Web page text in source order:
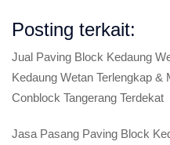
Posting terkait:
Jual Paving Block Kedaung
Kedaung Wetan Terlengkap
Conblock Tangerang Terdekat
Jasa Pasang Paving Block